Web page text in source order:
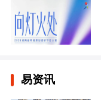
易资讯